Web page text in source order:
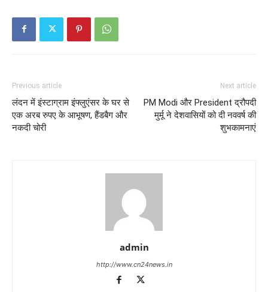
Previous article
लंदन में इंस्टाग्राम इंफ्लुएंसर के घर से
एक अरब रुपए के आभूषण, हैंडबैग और
नकदी चोरी
Next article
PM Modi और President द्रौपदी
मुर्मू ने देशवासियों को दी नववर्ष की
शुभकामनाएं
admin
http://www.cn24news.in